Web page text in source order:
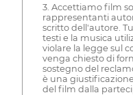
3. Accettiamo film
rappresentanti
scritto dell'autore.
testi e la musica
violare la legge sul
venga chiesto di
sostegno del
è una
del film dalla